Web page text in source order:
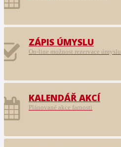
ZÁPIS ÚMYSLU
On-line možnost rezervace úmyslu
KALENDÁŘ AKCÍ
Plánované akce farnosti